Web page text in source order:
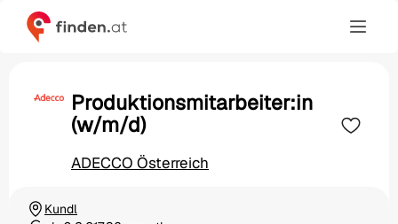
Produktionsmitarbeiter:in
(w/m/d)
ADECCO Österreich
Ortschaft
Kundl